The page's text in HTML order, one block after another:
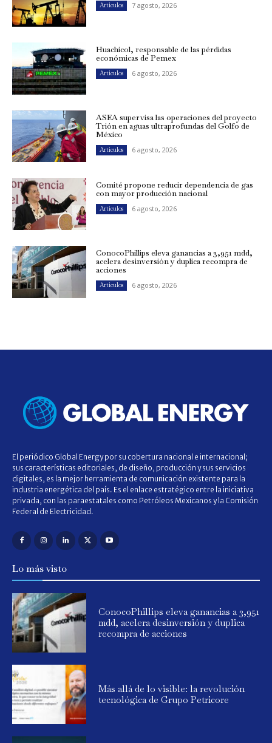
Artículos 7 agosto, 2026
Huachicol, responsable de las pérdidas
económicas de Pemex
Artículos 6 agosto, 2026
ASEA supervisa las operaciones del proyecto
Trión en aguas ultraprofundas del Golfo de
México
Artículos 6 agosto, 2026
Comité propone reducir dependencia de gas
con mayor producción nacional
Artículos 6 agosto, 2026
ConocoPhillips eleva ganancias a 3,951 mdd,
acelera desinversión y duplica recompra de
acciones
Artículos 6 agosto, 2026
El periódico Global Energy por su cobertura nacional e internacional;
sus características editoriales, de diseño, producción y sus servicios
digitales, es la mejor herramienta de comunicación existente para la
industria energética del país. Es el enlace estratégico entre la iniciativa
privada, con las paraestatales como Petróleos Mexicanos y la Comisión
Federal de Electricidad.
Lo más visto
ConocoPhillips eleva ganancias a 3,951
mdd, acelera desinversión y duplica
recompra de acciones
Más allá de lo visible: la revolución
tecnológica de Grupo Petricore